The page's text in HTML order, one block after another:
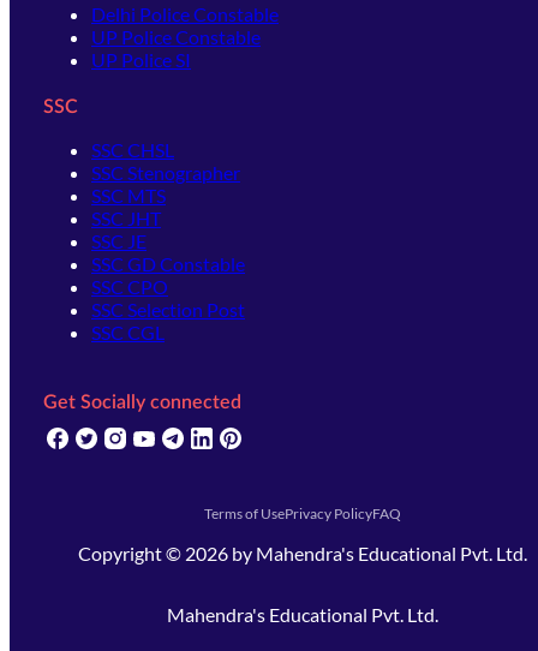
Delhi Police Constable
UP Police Constable
UP Police SI
SSC
SSC CHSL
SSC Stenographer
SSC MTS
SSC JHT
SSC JE
SSC GD Constable
SSC CPO
SSC Selection Post
SSC CGL
Get Socially connected
(opens in new tab)
(opens in new tab)
(opens in new tab)
(opens in new tab)
(opens in new tab)
(opens in new tab)
Terms of UsePrivacy PolicyFAQ
Copyright © 2026 by Mahendra's Educational Pvt. Ltd.
Mahendra's Educational Pvt. Ltd.